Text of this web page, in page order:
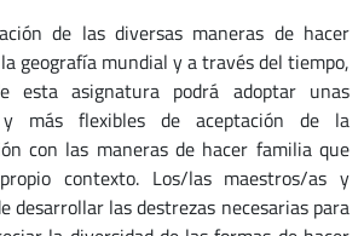
de las diversas maneras de hacer
geografía mundial y a través del tiempo,
esta asignatura podrá adoptar unas
más flexibles de aceptación de la
con las maneras de hacer familia que
contexto. Los/las maestros/as y
desarrollar las destrezas necesarias para